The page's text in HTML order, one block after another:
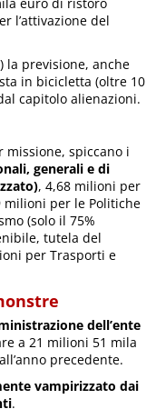
l’attivazione del
la previsione, anche
in bicicletta (oltre 10
capitolo alienazioni.
missione, spiccano i
generali e di
, 4,68 milioni per
milioni per le Politiche
(solo il 75%
tutela del
per Trasporti e
dell’ente
a 21 milioni 51 mila
precedente.
vampirizzato dai
.